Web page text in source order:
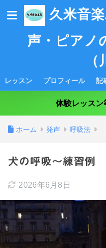
久米音
声・ピアノ
（
レッスン プロフィール 記
体験レッスン
ホーム 発声 呼吸法
犬の呼吸～練習例
2026年6月8日